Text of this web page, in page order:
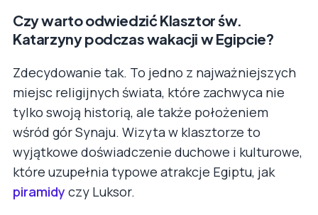
Czy warto odwiedzić Klasztor św.
Katarzyny podczas wakacji w Egipcie?
Zdecydowanie tak. To jedno z najważniejszych
miejsc religijnych świata, które zachwyca nie
tylko swoją historią, ale także położeniem
wśród gór Synaju. Wizyta w klasztorze to
wyjątkowe doświadczenie duchowe i kulturowe,
które uzupełnia typowe atrakcje Egiptu, jak
piramidy czy Luksor.